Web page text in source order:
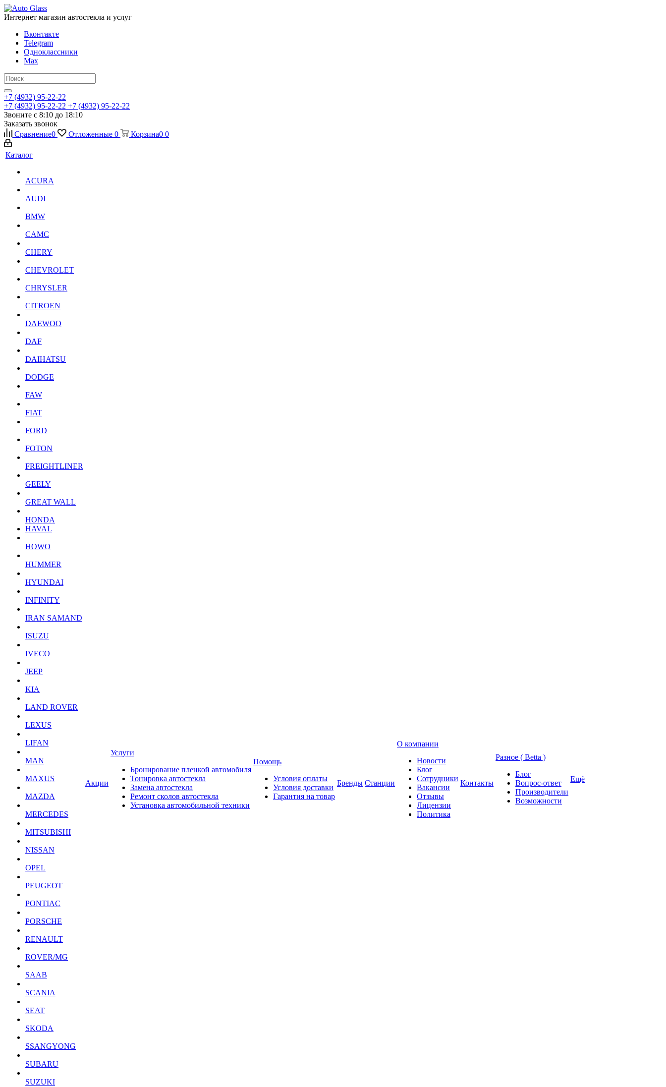
Интернет магазин автостекла и услуг
Вконтакте
Telegram
Одноклассники
Max
+7 (4932) 95-22-22
+7 (4932) 95-22-22 +7 (4932) 95-22-22
Звоните с 8:10 до 18:10
Заказать звонок
Сравнение0 Отложенные 0 Корзина0 0
Каталог
ACURA
AUDI
BMW
CAMC
CHERY
CHEVROLET
CHRYSLER
CITROEN
DAEWOO
DAF
DAIHATSU
DODGE
FAW
FIAT
FORD
FOTON
FREIGHTLINER
GEELY
GREAT WALL
HONDA
HAVAL
HOWO
HUMMER
HYUNDAI
INFINITY
IRAN SAMAND
ISUZU
IVECO
JEEP
KIA
LAND ROVER
LEXUS
LIFAN
MAN
MAXUS
MAZDA
MERCEDES
MITSUBISHI
NISSAN
OPEL
PEUGEOT
PONTIAC
PORSCHE
RENAULT
ROVER/MG
SAAB
SCANIA
SEAT
SKODA
SSANGYONG
SUBARU
SUZUKI
Акции
Услуги
Бронирование пленкой автомобиля
Тонировка автостекла
Замена автостекла
Ремонт сколов автостекла
Установка автомобильной техники
Помощь
Условия оплаты
Условия доставки
Гарантия на товар
Бренды Станции
О компании
Новости
Блог
Сотрудники
Вакансии
Отзывы
Лицензии
Политика
Контакты
Разное ( Betta )
Блог
Вопрос-ответ
Производители
Возможности
Ещё